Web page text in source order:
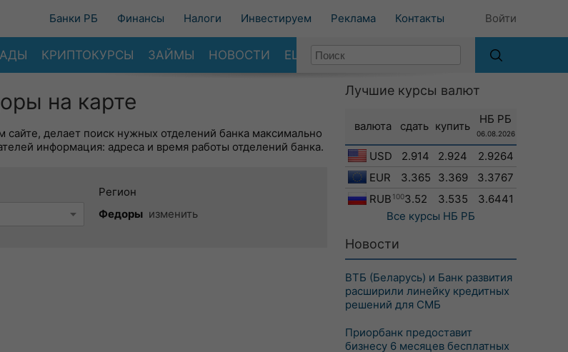
Банки РБ Финансы Налоги Инвестируем Реклама Контакты Войти
КРИПТОКУРСЫ ЗАЙМЫ НОВОСТИ ЕЩЕ
на карте
сайте, делает поиск нужных отделений банка максимально
информация: адреса и время работы отделений банка.
Регион
Федоры изменить
Лучшие курсы валют
валюта сдать купить
НБ РБ
06.08.2026
USD 2.914 2.924
2.9264
EUR
3.365 3.369
3.3767
RUB 1003.52 3.535
3.6441
Все курсы НБ РБ
Новости
ВТБ (Беларусь) и Банк развития
расширили линейку кредитных
решений для СМБ
Приорбанк предоставит
бизнесу 6 месяцев бесплатных